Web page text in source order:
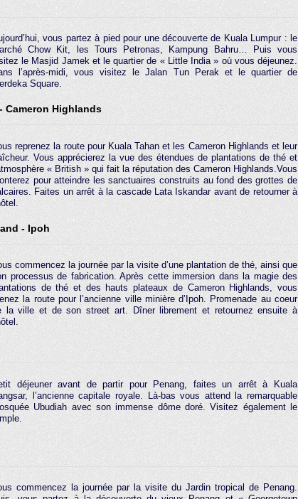
vous partez à pied pour une découverte de Kuala Lumpur : le
Chow Kit, les Tours Petronas, Kampung Bahru… Puis vous
le Masjid Jamek et le quartier de « Little India » où vous déjeunez.
l’après-midi, vous visitez le Jalan Tun Perak et le quartier de
Square.
Cameron Highlands
reprenez la route pour Kuala Tahan et les Cameron Highlands et leur
Vous apprécierez la vue des étendues de plantations de thé et
« British » qui fait la réputation des Cameron Highlands.Vous
pour atteindre les sanctuaires construits au fond des grottes de
Faites un arrêt à la cascade Lata Iskandar avant de retourner à
- Ipoh
commencez la journée par la visite d’une plantation de thé, ainsi que
processus de fabrication. Après cette immersion dans la magie des
de thé et des hauts plateaux de Cameron Highlands, vous
la route pour l’ancienne ville minière d’Ipoh. Promenade au coeur
la ville et de son street art. Dîner librement et retournez ensuite à
déjeuner avant de partir pour Penang, faites un arrêt à Kuala
l’ancienne capitale royale. Là-bas vous attend la remarquable
Ubudiah avec son immense dôme doré. Visitez également le
commencez la journée par la visite du Jardin tropical de Penang.